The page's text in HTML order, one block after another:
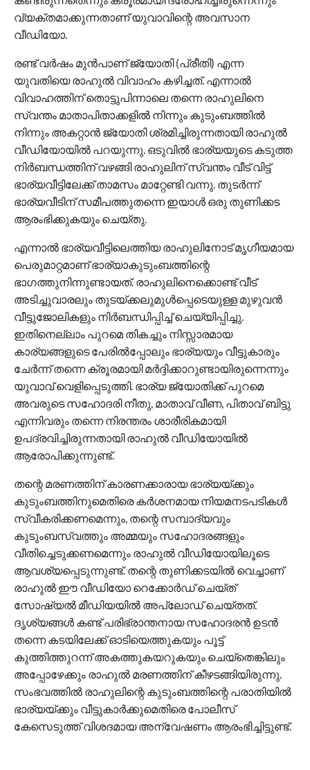
വ്യക്തമാക്കുന്നതാണ് യുവാവിന്റെ അവസാന
വീഡിയോ.
രണ്ട് വര്‍ഷം മുന്‍പാണ് ജ്യോതി (പ്രീതി) എന്ന
യുവതിയെ രാഹുല്‍ വിവാഹം കഴിച്ചത്. എന്നാല്‍
വിവാഹത്തിന് തൊട്ടുപിന്നാലെ തന്നെ രാഹുലിനെ
സ്വന്തം മാതാപിതാക്കളില്‍ നിന്നും കുടുംബത്തില്‍
നിന്നും അകറ്റാന്‍ ജ്യോതി ശ്രമിച്ചിരുന്നതായി രാഹുല്‍
വീഡിയോയില്‍ പറയുന്നു. ഒടുവില്‍ ഭാര്യയുടെ കടുത്ത
നിര്‍ബന്ധത്തിന് വഴങ്ങി രാഹുലിന് സ്വന്തം വീട് വിട്ട്
ഭാര്യവീട്ടിലേക്ക് താമസം മാറ്റേണ്ടി വന്നു. തുടര്‍ന്ന്
ഭാര്യവീടിന് സമീപത്തുതന്നെ ഇയാള്‍ ഒരു തുണിക്കട
ആരംഭിക്കുകയും ചെയ്തു.
എന്നാല്‍ ഭാര്യവീട്ടിലെത്തിയ രാഹുലിനോട് മൃഗീയമായ
പെരുമാറ്റമാണ് ഭാര്യാകുടുംബത്തിന്റെ
ഭാഗത്തുനിന്നുണ്ടായത്. രാഹുലിനെക്കൊണ്ട് വീട്
അടിച്ചുവാരലും തുടയ്ക്കലുമുള്‍പ്പെടെയുള്ള മുഴുവന്‍
വീട്ടുജോലികളും നിര്‍ബന്ധിപ്പിച്ച് ചെയ്യിപ്പിച്ചു.
ഇതിനെല്ലാം പുറമെ തികച്ചും നിസ്സാരമായ
കാര്യങ്ങളുടെ പേരില്‍പ്പോലും ഭാര്യയും വീട്ടുകാരും
ചേര്‍ന്ന് തന്നെ ക്രൂരമായി മര്‍ദ്ദിക്കാറുണ്ടായിരുന്നെന്നും
യുവാവ് വെളിപ്പെടുത്തി. ഭാര്യ ജ്യോതിക്ക് പുറമെ
അവരുടെ സഹോദരി നീതു, മാതാവ് വീണ, പിതാവ് ബിട്ടു
എന്നിവരും തന്നെ നിരന്തരം ശാരീരികമായി
ഉപദ്രവിച്ചിരുന്നതായി രാഹുല്‍ വീഡിയോയില്‍
ആരോപിക്കുന്നുണ്ട്.
തന്റെ മരണത്തിന് കാരണക്കാരായ ഭാര്യയ്ക്കും
കുടുംബത്തിനുമെതിരെ കര്‍ശനമായ നിയമനടപടികള്‍
സ്വീകരിക്കണമെന്നും, തന്റെ സമ്പാദ്യവും
കുടുംബസ്വത്തും അമ്മയും സഹോദരങ്ങളും
വീതിച്ചെടുക്കണമെന്നും രാഹുല്‍ വീഡിയോയിലൂടെ
ആവശ്യപ്പെടുന്നുണ്ട്. തന്റെ തുണിക്കടയില്‍ വെച്ചാണ്
രാഹുല്‍ ഈ വീഡിയോ റെക്കോര്‍ഡ് ചെയ്ത്
സോഷ്യല്‍ മീഡിയയില്‍ അപ്ലോഡ് ചെയ്തത്.
ദൃശ്യങ്ങള്‍ കണ്ട് പരിഭ്രാന്തനായ സഹോദരന്‍ ഉടന്‍
തന്നെ കടയിലേക്ക് ഓടിയെത്തുകയും പൂട്ട്
കുത്തിത്തുറന്ന് അകത്തുകയറുകയും ചെയ്‌തെങ്കിലും
അപ്പോഴേക്കും രാഹുല്‍ മരണത്തിന് കീഴടങ്ങിയിരുന്നു.
സംഭവത്തില്‍ രാഹുലിന്റെ കുടുംബത്തിന്റെ പരാതിയില്‍
ഭാര്യയ്ക്കും വീട്ടുകാര്‍ക്കുമെതിരെ പോലീസ്
കേസെടുത്ത് വിശദമായ അന്വേഷണം ആരംഭിച്ചിട്ടുണ്ട്.